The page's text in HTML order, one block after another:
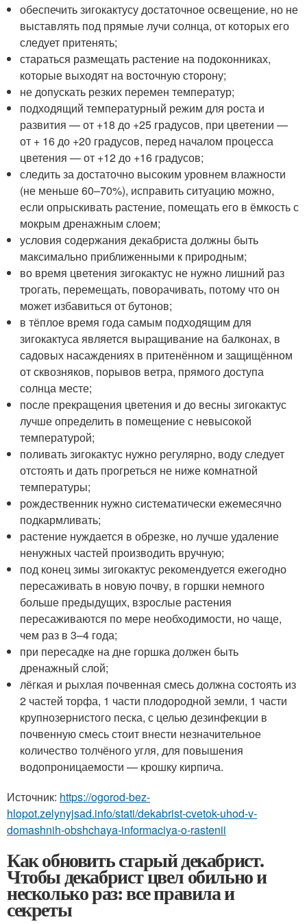
обеспечить зигокактусу достаточное освещение, но не
выставлять под прямые лучи солнца, от которых его
следует притенять;
стараться размещать растение на подоконниках,
которые выходят на восточную сторону;
не допускать резких перемен температур;
подходящий температурный режим для роста и
развития — от +18 до +25 градусов, при цветении —
от + 16 до +20 градусов, перед началом процесса
цветения — от +12 до +16 градусов;
следить за достаточно высоким уровнем влажности
(не меньше 60–70%), исправить ситуацию можно,
если опрыскивать растение, помещать его в ёмкость с
мокрым дренажным слоем;
условия содержания декабриста должны быть
максимально приближенными к природным;
во время цветения зигокактус не нужно лишний раз
трогать, перемещать, поворачивать, потому что он
может избавиться от бутонов;
в тёплое время года самым подходящим для
зигокактуса является выращивание на балконах, в
садовых насаждениях в притенённом и защищённом
от сквозняков, порывов ветра, прямого доступа
солнца месте;
после прекращения цветения и до весны зигокактус
лучше определить в помещение с невысокой
температурой;
поливать зигокактус нужно регулярно, воду следует
отстоять и дать прогреться не ниже комнатной
температуры;
рождественник нужно систематически ежемесячно
подкармливать;
растение нуждается в обрезке, но лучше удаление
ненужных частей производить вручную;
под конец зимы зигокактус рекомендуется ежегодно
пересаживать в новую почву, в горшки немного
больше предыдущих, взрослые растения
пересаживаются по мере необходимости, но чаще,
чем раз в 3–4 года;
при пересадке на дне горшка должен быть
дренажный слой;
лёгкая и рыхлая почвенная смесь должна состоять из
2 частей торфа, 1 части плодородной земли, 1 части
крупнозернистого песка, с целью дезинфекции в
почвенную смесь стоит внести незначительное
количество толчёного угля, для повышения
водопроницаемости — крошку кирпича.
Источник: https://ogorod-bez-
hlopot.zelynyjsad.info/stati/dekabrist-cvetok-uhod-v-
domashnih-obshchaya-informaciya-o-rastenii
Как обновить старый декабрист.
Чтобы декабрист цвел обильно и
несколько раз: все правила и
секреты